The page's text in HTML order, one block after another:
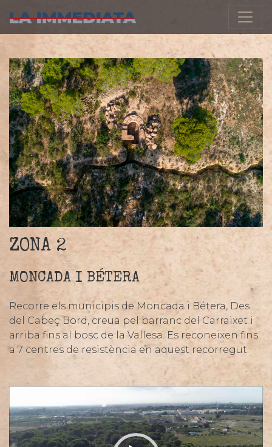
Navegació principal
ZONA 2
MONCADA I BÉTERA
Recorre els municipis de Moncada i Bétera, Des
del Cabeç Bord, creua pel barranc del Carraixet i
arriba fins al bosc de la Vallesa. Es reconeixen fins
a 7 centres de resistència en aquest recorregut.
de
vídeo